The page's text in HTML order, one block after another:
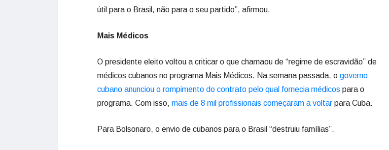
útil para o Brasil, não para o seu partido”, afirmou.
Mais Médicos
O presidente eleito voltou a criticar o que chamaou de “regime de escravidão” de
médicos cubanos no programa Mais Médicos. Na semana passada, o governo
cubano anunciou o rompimento do contrato pelo qual fornecia médicos para o
programa. Com isso, mais de 8 mil profissionais começaram a voltar para Cuba.
Para Bolsonaro, o envio de cubanos para o Brasil “destruiu famílias”.